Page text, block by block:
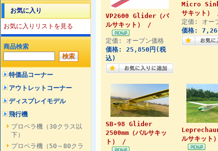
お気に入り
お気に入りリストを見る
商品検索
特価品コーナー
アウトレットコーナー
ディスプレイモデル
飛行機
プロペラ機（30クラス以
下）
プロペラ機（50～80クラ
VP2600 Glider（バ
ルサキット） /
定価: オープン価格
価格: 25,850円(税
込)
Micro
サキット
定価: オー
価格:
SB-98 Glider
2500mm（バルサキッ
ト） /
ルサキット